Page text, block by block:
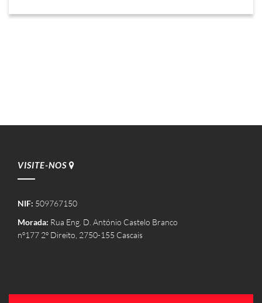
VISITE-NOS
NIF: 509767150
Morada: Rua Eng. D. António Castelo Branco
nº177 2º Direito, 2750-155 Cascais